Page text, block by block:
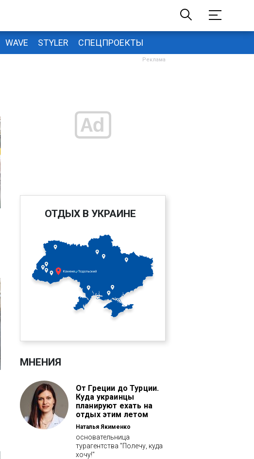
WAVE STYLER СПЕЦПРОЕКТЫ
ОТДЫХ В УКРАИНЕ
МНЕНИЯ
От Греции до Турции.
Куда украинцы
планируют ехать на
отдых этим летом
Наталья Якименко
основательница
турагентства "Полечу, куда
хочу!"